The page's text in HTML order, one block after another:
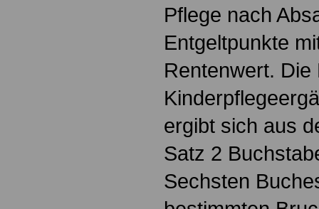
Pflege nach
Entgeltpunkte
Rentenwert. Die
ergibt sich aus
Satz 2
Sechsten